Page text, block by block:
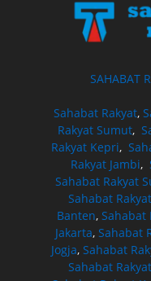
SAHABAT
Sahabat Rakyat,
Rakyat Sumut,
Rakyat Kepri,
Rakyat Jambi,
Sahabat Rakyat
Sahabat
Banten, Sahabat
Jakarta, Sahabat
Jogja, Sahabat
Sahabat